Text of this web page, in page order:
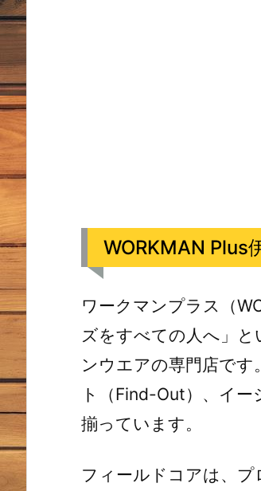
WORKMAN Plus
ワークマンプラス（
ズをすべての人へ」
ンウエアの専門店で
ト（Find-Out）、イ
揃っています。
フィールドコアは、プ